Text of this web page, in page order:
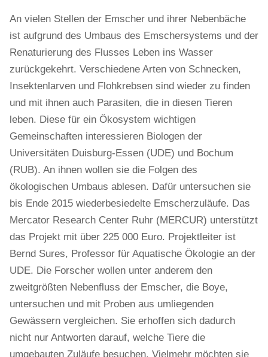
An vielen Stellen der Emscher und ihrer Nebenbäche
ist aufgrund des Umbaus des Emschersystems und der
Renaturierung des Flusses Leben ins Wasser
zurückgekehrt. Verschiedene Arten von Schnecken,
Insektenlarven und Flohkrebsen sind wieder zu finden
und mit ihnen auch Parasiten, die in diesen Tieren
leben. Diese für ein Ökosystem wichtigen
Gemeinschaften interessieren Biologen der
Universitäten Duisburg-Essen (UDE) und Bochum
(RUB). An ihnen wollen sie die Folgen des
ökologischen Umbaus ablesen. Dafür untersuchen sie
bis Ende 2015 wiederbesiedelte Emscherzuläufe. Das
Mercator Research Center Ruhr (MERCUR) unterstützt
das Projekt mit über 225 000 Euro. Projektleiter ist
Bernd Sures, Professor für Aquatische Ökologie an der
UDE. Die Forscher wollen unter anderem den
zweitgrößten Nebenfluss der Emscher, die Boye,
untersuchen und mit Proben aus umliegenden
Gewässern vergleichen. Sie erhoffen sich dadurch
nicht nur Antworten darauf, welche Tiere die
umgebauten Zuläufe besuchen. Vielmehr möchten sie